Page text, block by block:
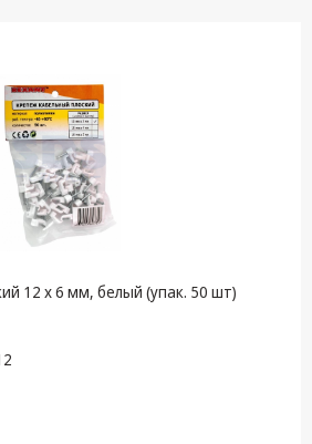
12 х 6 мм, белый (упак. 50 шт)